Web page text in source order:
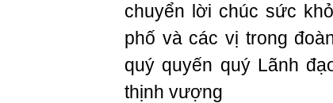
chuyển lời chúc sức
phố và các vị trong
quý quyến quý Lãnh
thịnh vượng